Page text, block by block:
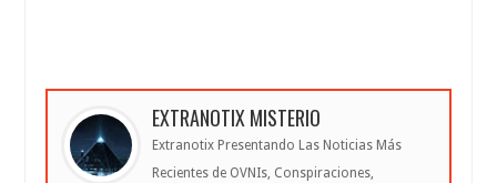
EXTRANOTIX MISTERIO
Extranotix Presentando Las Noticias Más
Recientes de OVNIs, Conspiraciones,